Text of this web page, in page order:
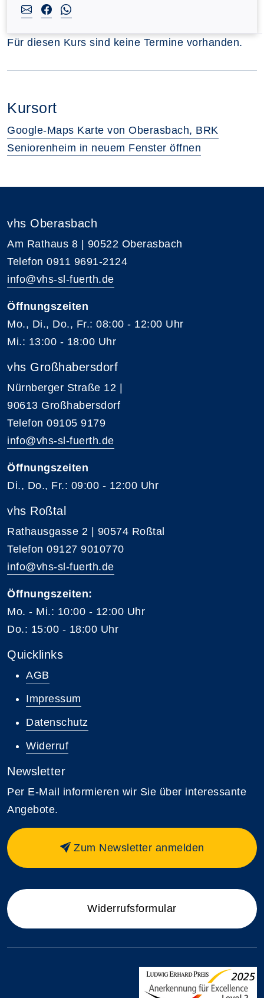
Für diesen Kurs sind keine Termine vorhanden.
Kursort
Google-Maps Karte von Oberasbach, BRK
Seniorenheim in neuem Fenster öffnen
vhs Oberasbach
Am Rathaus 8 | 90522 Oberasbach
Telefon 0911 9691-2124
info@vhs-sl-fuerth.de
Öffnungszeiten
Mo., Di., Do., Fr.: 08:00 - 12:00 Uhr
Mi.: 13:00 - 18:00 Uhr
vhs Großhabersdorf
Nürnberger Straße 12 |
90613 Großhabersdorf
Telefon 09105 9179
info@vhs-sl-fuerth.de
Öffnungszeiten
Di., Do., Fr.: 09:00 - 12:00 Uhr
vhs Roßtal
Rathausgasse 2 | 90574 Roßtal
Telefon 09127 9010770
info@vhs-sl-fuerth.de
Öffnungszeiten:
Mo. - Mi.: 10:00 - 12:00 Uhr
Do.: 15:00 - 18:00 Uhr
Quicklinks
AGB
Impressum
Datenschutz
Widerruf
Newsletter
Per E-Mail informieren wir Sie über interessante
Angebote.
Zum Newsletter anmelden
Widerrufsformular